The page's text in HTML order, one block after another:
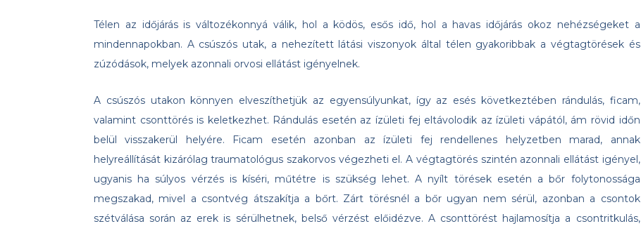
Télen az időjárás is változékonnyá válik, hol a ködös, esős idő, hol a havas időjárás okoz nehézségeket a
mindennapokban. A csúszós utak, a nehezített látási viszonyok által télen gyakoribbak a végtagtörések és
zúzódások, melyek azonnali orvosi ellátást igényelnek.
A csúszós utakon könnyen elveszíthetjük az egyensúlyunkat, így az esés következtében rándulás, ficam,
valamint csonttörés is keletkezhet. Rándulás esetén az ízületi fej eltávolodik az ízületi vápától, ám rövid időn
belül visszakerül helyére. Ficam esetén azonban az ízületi fej rendellenes helyzetben marad, annak
helyreállítását kizárólag traumatológus szakorvos végezheti el. A végtagtörés szintén azonnali ellátást igényel,
ugyanis ha súlyos vérzés is kíséri, műtétre is szükség lehet. A nyílt törések esetén a bőr folytonossága
megszakad, mivel a csontvég átszakítja a bőrt. Zárt törésnél a bőr ugyan nem sérül, azonban a csontok
szétválása során az erek is sérülhetnek, belső vérzést előidézve. A csonttörést hajlamosítja a csontritkulás,